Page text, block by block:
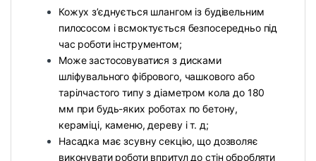
Кожух з’єднується шлангом із будівельним
пилососом і всмоктується безпосередньо під
час роботи інструментом;
Може застосовуватися з дисками
шліфувального фібрового, чашкового або
тарілчастого типу з діаметром кола до 180
мм при будь-яких роботах по бетону,
кераміці, каменю, дереву і т. д;
Насадка має зсувну секцію, що дозволяє
виконувати роботи впритул до стін обробляти